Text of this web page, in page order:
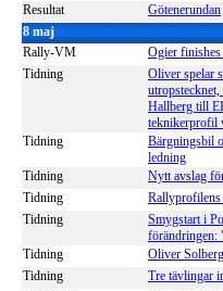
Resultat
Götenerundan
8 maj
Rally-VM
Ogier
Tidning
Oliver spelar
Hallberg till
teknikerprofil
Tidning
Bärgningsbil
ledning
Tidning
Nytt avslag
Tidning
Rallyprofilens
Tidning
Smygstart i
förändringen:
Tidning
Oliver
Tidning
Tre tävlingar